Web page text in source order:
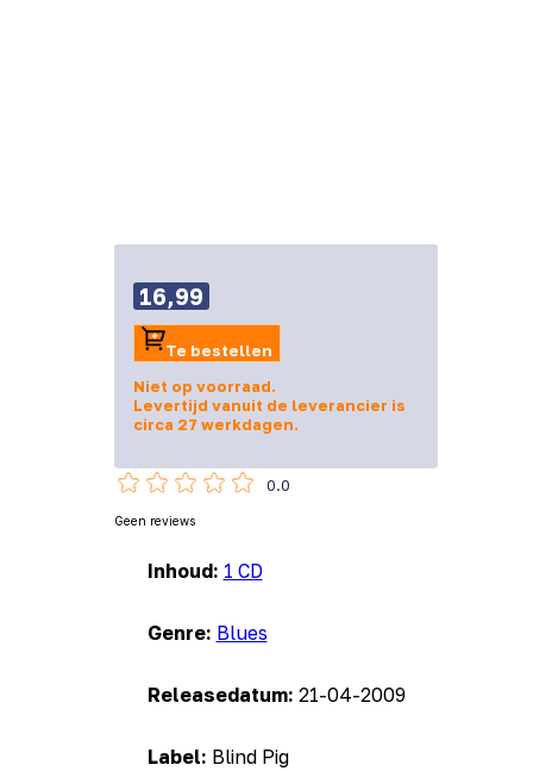
Inhoud: 1 CD
Genre: Blues
Releasedatum: 21-04-2009
Label: Blind Pig
16,99
Te bestellen
Niet op voorraad.
Levertijd vanuit de leverancier is
circa 27 werkdagen.
0.0
Geen reviews